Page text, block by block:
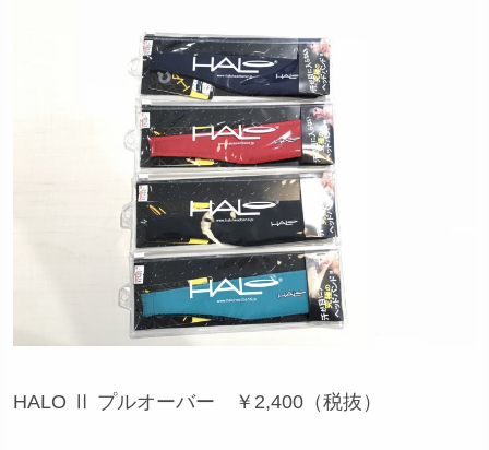
HALO Ⅱ プルオーバー ￥2,400（税抜）